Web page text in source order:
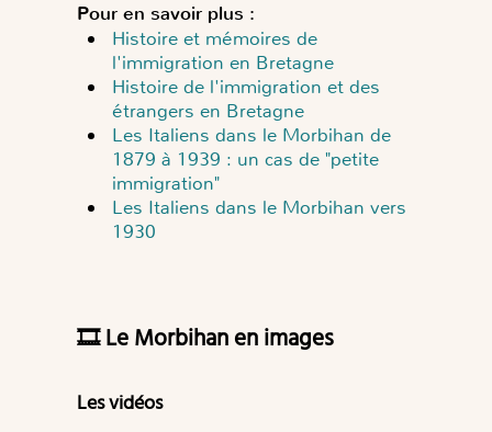
Pour en savoir plus :
Histoire et mémoires de
l'immigration en Bretagne
Histoire de l'immigration et des
étrangers en Bretagne
Les Italiens dans le Morbihan de
1879 à 1939 : un cas de "petite
immigration"
Les Italiens dans le Morbihan vers
1930
🎞️ Le Morbihan en images
Les vidéos